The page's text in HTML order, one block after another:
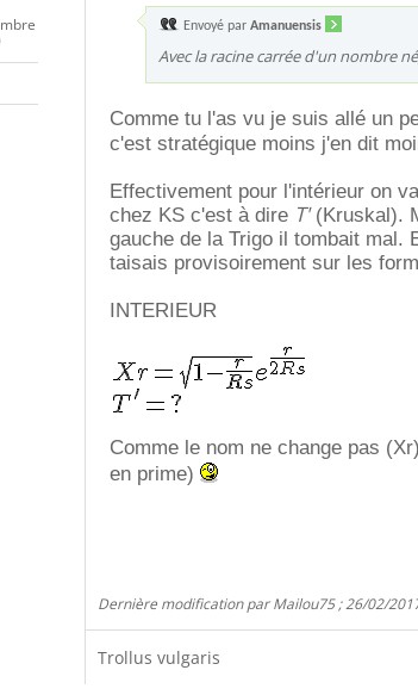
Envoyé par Amanuensis
Avec la racine carrée d'un nombre
Comme tu l'as vu je suis allé un
c'est stratégique moins j'en dit
Effectivement pour l'intérieur on
chez KS c'est à dire T'(Kruskal).
gauche de la Trigo il tombait mal.
taisais provisoirement sur les
INTERIEUR
Comme le nom ne change pas
en prime)
Dernière modification par Mailou75 ; 26/02/
Trollus vulgaris